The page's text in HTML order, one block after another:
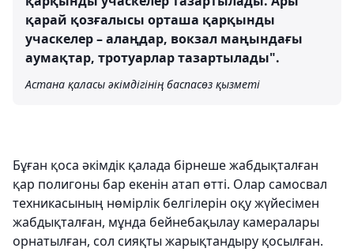
қарай қозғалысы орташа қарқынды
учаскелер – алаңдар, вокзал маңындағы
аумақтар, тротуарлар тазартылады".
Астана қаласы әкімдігінің баспасөз қызметі
Бұған қоса әкімдік қалада бірнеше жабдықталған
қар полигоны бар екенін атап өтті. Олар самосвал
техникасының нөмірлік белгілерін оқу жүйесімен
жабдықталған, мұнда бейнебақылау камералары
орнатылған, сол сияқты жарықтандыру қосылған.